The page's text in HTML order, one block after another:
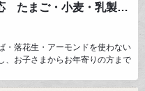
グルテンフリー アレルギー対応 たまご・小麦・乳製品を使わない福岡のケーキ工房 ひかり
・落花生・アーモンドを使わない
、お子さまからお年寄りの方まで
をあわせ、誰が食べても美味しい